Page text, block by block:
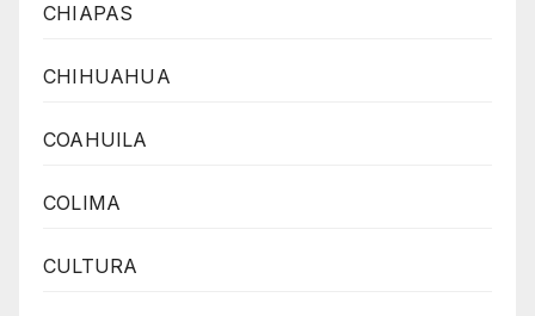
CHIAPAS
CHIHUAHUA
COAHUILA
COLIMA
CULTURA